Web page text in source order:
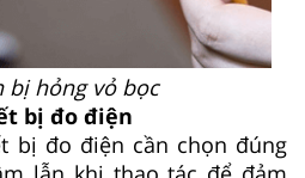
bị hỏng vỏ bọc
bị đo điện
bị đo điện cần chọn đúng